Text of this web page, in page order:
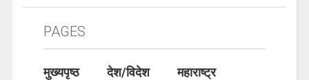
PAGES
मुख्यपृष्ठ देश/विदेश
महाराष्ट्र